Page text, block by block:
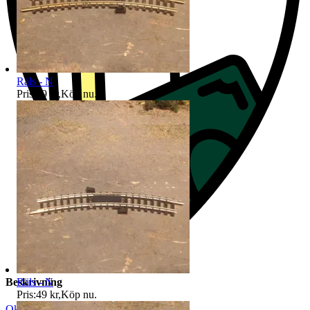
Beskrivning
Räls - N
Pris:
49 kr ,Köp nu.
Räls - N
Pris:49 kr,Köp nu.